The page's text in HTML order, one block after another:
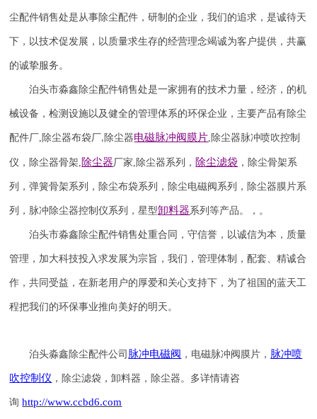
尘配件销售处是从事除尘配件，研制的企业，我们的追求，是诚待天
下，以技术促发展，以质量求生存的经营理念竭诚为客户提供，共赢
的诚挚服务。
泊头市淼鑫除尘配件销售处是一家拥有的技术力量，经济，的机
械设备，检测设施以及健全的管理体系的环保企业，主要产品有除尘
配件厂, 除尘器布袋厂, 除尘器电磁脉冲阀膜片, 除尘器脉冲喷吹控制
仪 ， 除尘器骨架,除尘器厂家, 除尘器系列， 除尘滤袋 ，除尘骨架系
列，弹簧骨架系列，除尘布袋系列，除尘电磁阀系列，除尘器膜片系
列，脉冲除尘器控制仪系列，星型卸料器系列等产品。，。
泊头市淼鑫除尘配件销售处重合同，守信誉，以诚信为本，质量
管理，加大科技投入求发展为宗旨，我们，管理体制，配套、精诚合
作，共同受益，在新老用户的厚爱和关心支持下，为了祖国的蓝天工
程把我们的环保事业推向美好的明天。
泊头淼鑫除尘配件公司 脉冲电磁阀 ，电磁脉冲阀膜片， 脉冲喷
吹控制仪 ，除尘滤袋，卸料器，除尘器。 多详情请咨
询 http://www.ccbd6.com